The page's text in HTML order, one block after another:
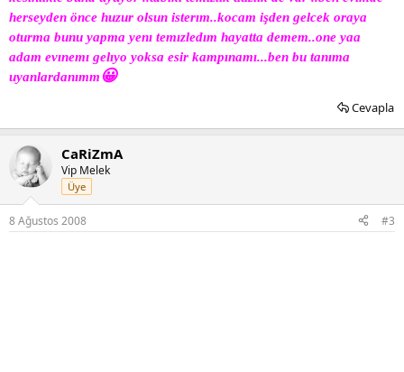
herseyden önce huzur olsun isterım..kocam işden gelcek oraya
oturma bunu yapma yenı temızledım hayatta demem..one yaa
adam evınemı gelıyo yoksa esir kampınamı...ben bu tanıma
uyanlardanımm 😀
Cevapla
CaRiZmA
Vip Melek
Üye
8 Ağustos 2008 #3